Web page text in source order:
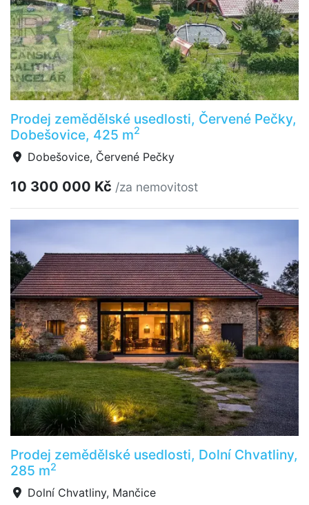
Prodej zemědělské usedlosti, Červené Pečky,
Dobešovice, 425 m2
Dobešovice, Červené Pečky
10 300 000 Kč /za nemovitost
Prodej zemědělské usedlosti, Dolní Chvatliny,
285 m2
Dolní Chvatliny, Mančice